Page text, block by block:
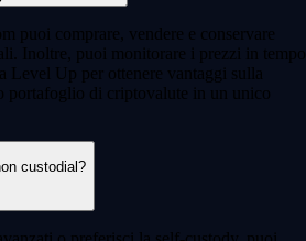
puoi comprare, vendere e conservare
Inoltre, puoi monitorare i prezzi in tempo
Level Up per ottenere vantaggi sulla
portafoglio di criptovalute in un unico
custodial?